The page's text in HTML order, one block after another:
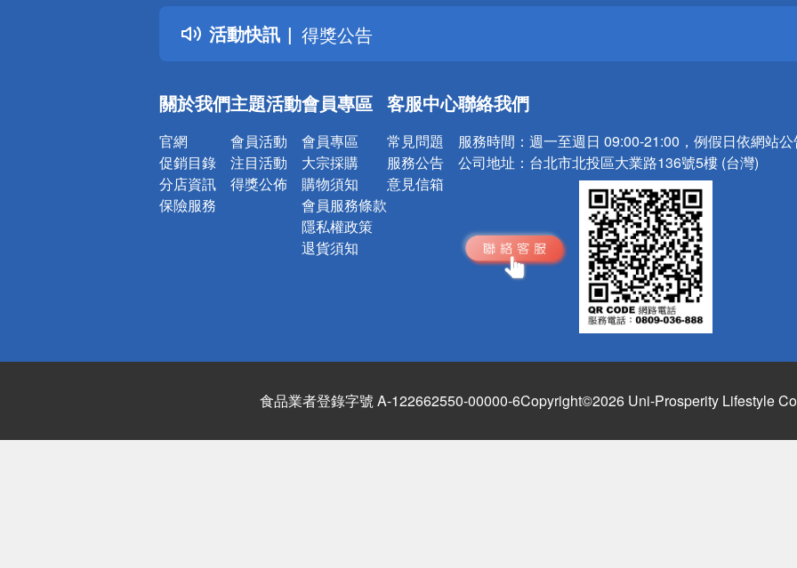
活動快訊
得獎公告
熱門話題
銀行優惠
偏遠地區配送
詐騙網頁！請小心！
關於我們
官網
促銷目錄
分店資訊
保險服務
主題活動
會員活動
注目活動
得獎公佈
會員專區
會員專區
大宗採購
購物須知
會員服務條款
隱私權政策
退貨須知
客服中心
常見問題
服務公告
意見信箱
聯絡我們
服務時間： 週一至週日 09:00-21:00，例假日依網站
公司地址： 台北市北投區大業路136號5樓 (台灣)
食品業者登錄字號 A-122662550-00000-6Copyright©2026 Uni-Prosperity Lifestyle